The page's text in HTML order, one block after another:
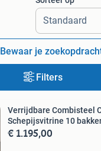
Alle afstanden…
Bewaar je
Filters
Verrijdbare Combisteel
Schepijsvitrine 10
€ 1.195,00